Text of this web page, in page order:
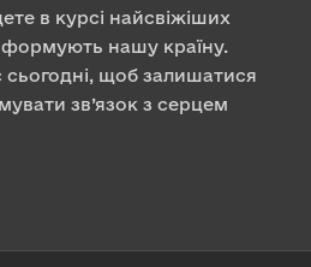
в курсі найсвіжіших
формують нашу країну.
щоб залишатися
зв’язок з серцем